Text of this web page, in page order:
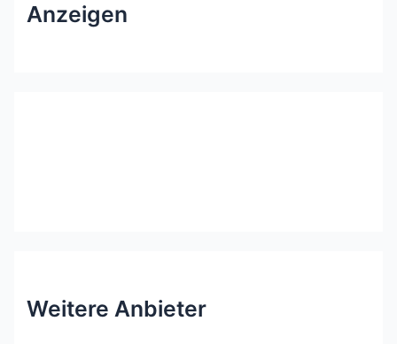
Anzeigen
Weitere Anbieter